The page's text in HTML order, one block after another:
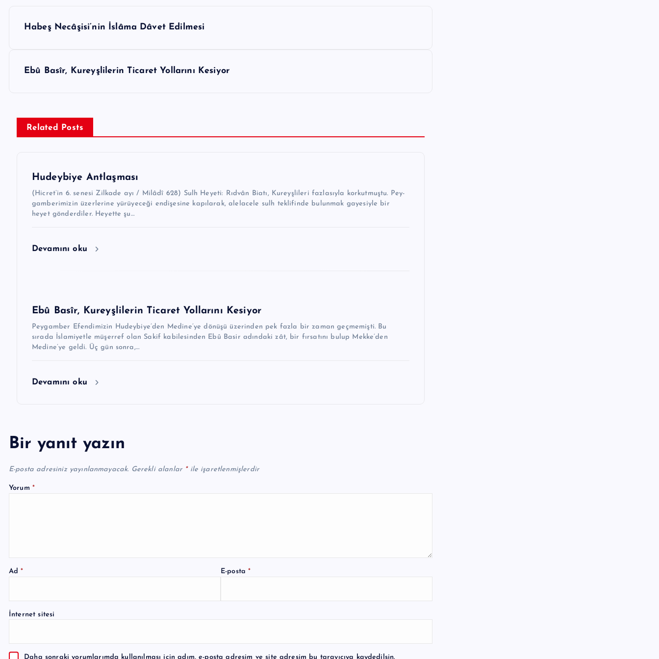
Habeş Necâşisi’nin İslâma Dâvet Edilmesi
Ebû Basîr, Kureyşlilerin Ticaret Yollarını Kesiyor
Related Posts
Hudeybiye Antlaşması
(Hicret’in 6. senesi Zilkade ayı / Milâdî 628) Sulh Heyeti: Rıdvân Biatı, Ku­reyşlileri fazlasıyla korkutmuştu. Pey­
gam­be­ri­mizin üzerle­rine yürüyeceği endişesine kapılarak, alelacele sulh teklifinde bulunmak gaye­siyle bir
heyet gönderdiler. Heyette şu…
Devamını oku
Ebû Basîr, Kureyşlilerin Ticaret Yollarını Kesiyor
Peygamber Efendimizin Hudeybiye’den Medine’ye dönüşü üzerinden pek fazla bir zaman geçmemişti. Bu
sırada İslamiyetle müşerref olan Sakif kabilesinden Ebû Basir adındaki zât, bir fırsatını bulup Mekke’den
Medine’ye geldi. Üç gün sonra,…
Devamını oku
Bir yanıt yazın
E-posta adresiniz yayınlanmayacak. Gerekli alanlar *ile işaretlenmişlerdir
Yorum *
Ad* E-posta*
İnternet sitesi
Daha sonraki yorumlarımda kullanılması için adım, e-posta adresim ve site adresim bu tarayıcıya kaydedilsin.
t